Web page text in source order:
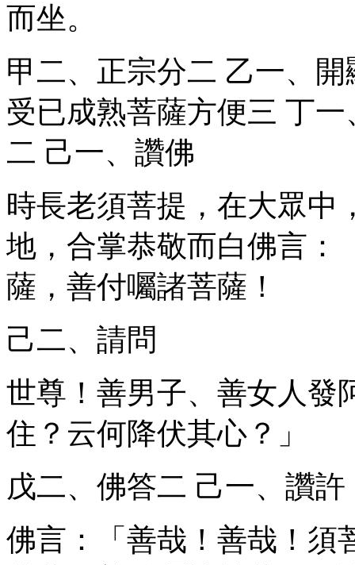
而坐。
甲二、正宗分二 乙一、
受已成熟菩薩方便三 丁一
二 己一、讚佛
時長老須菩提，在大眾中
地，合掌恭敬而白佛言：
薩，善付囑諸菩薩！
己二、請問
世尊！善男子、善女人發
住？云何降伏其心？」
戊二、佛答二 己一、讚許
佛言：「善哉！善哉！須